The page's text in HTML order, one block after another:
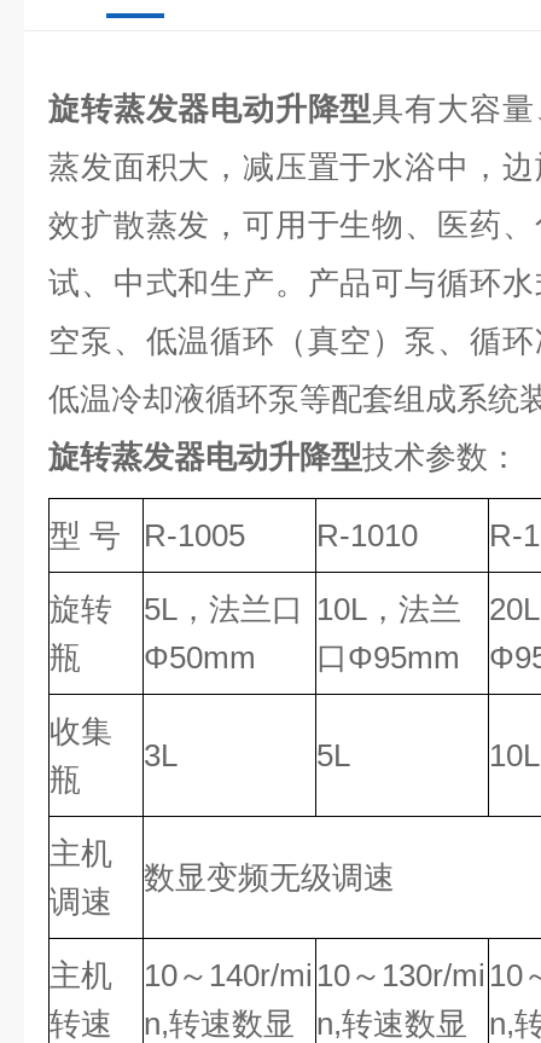
旋转蒸发器电动升降型具有大容
蒸发面积大，减压置于水浴中，
效扩散蒸发，可用于生物、医药
试、中式和生产。产品可与循环
空泵、低温循环（真空）泵、循
低温冷却液循环泵等配套组成系统
旋转蒸发器电动升降型技术参数：
型 号 R-1005 R-1010 R-
旋转
瓶
5L，法兰口
Φ50mm
10L，法兰
口Φ95mm
收集
瓶
3L 5L 10L
主机
调速
数显变频无级调速
主机
转速
10～140r/mi
n,转速数显
10～130r/mi
n,转速数显
10
n,